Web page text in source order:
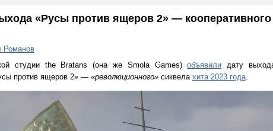
«Русы против ящеров 2» — кооперативного
Романов
студии the Bratans (она же Smola Games)объявили дату
против ящеров 2» — «революционного»сиквела хита 2023 года.